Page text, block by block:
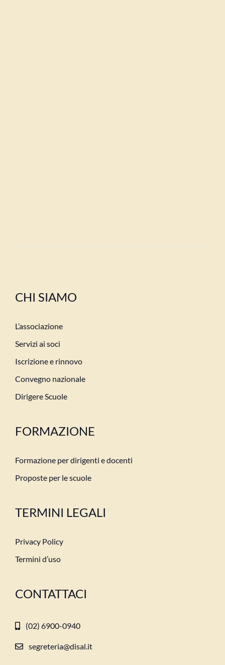
CHI SIAMO
L’associazione
Servizi ai soci
Iscrizione e rinnovo
Convegno nazionale
Dirigere Scuole
FORMAZIONE
Formazione per dirigenti e docenti
Proposte per le scuole
TERMINI LEGALI
Privacy Policy
Termini d’uso
CONTATTACI
(02) 6900-0940
segreteria@disal.it